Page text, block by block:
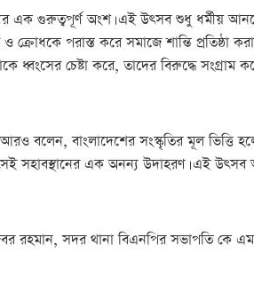
এক গুরুত্বপূর্ণ অংশ। এই উৎসব শুধু ধর্মীয়
পরাস্ত করে সমাজে শান্তি প্রতিষ্ঠা
ধ্বংসের চেষ্টা করে, তাদের বিরুদ্ধে সংগ্রাম
বলেন, বাংলাদেশের সংস্কৃতির মূল ভিত্তি
সেই সহাবস্থানের এক অনন্য উদাহরণ। এই
রহমান, সদর থানা বিএনপির সভাপতি কে